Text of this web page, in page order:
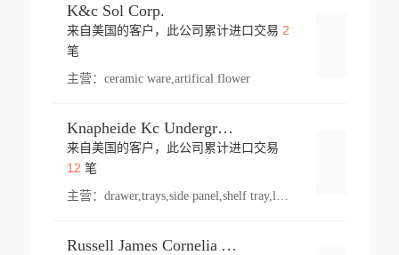
K&c Sol Corp.
来自美国的客户，此公司累计进口交易 2
笔
主营： ceramic ware,artifical flower
Knapheide Kc Underground
来自美国的客户，此公司累计进口交易
12 笔
主营：
Russell James Cornelia Arlington Va